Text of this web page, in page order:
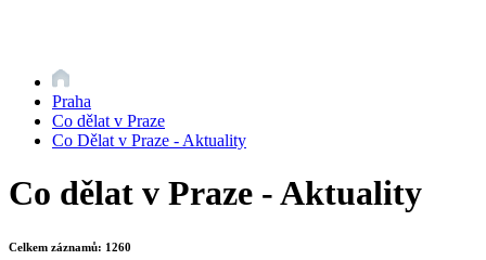
Praha
Co dělat v Praze
Co Dělat v Praze - Aktuality
Co dělat v Praze - Aktuality
Celkem záznamů: 1260